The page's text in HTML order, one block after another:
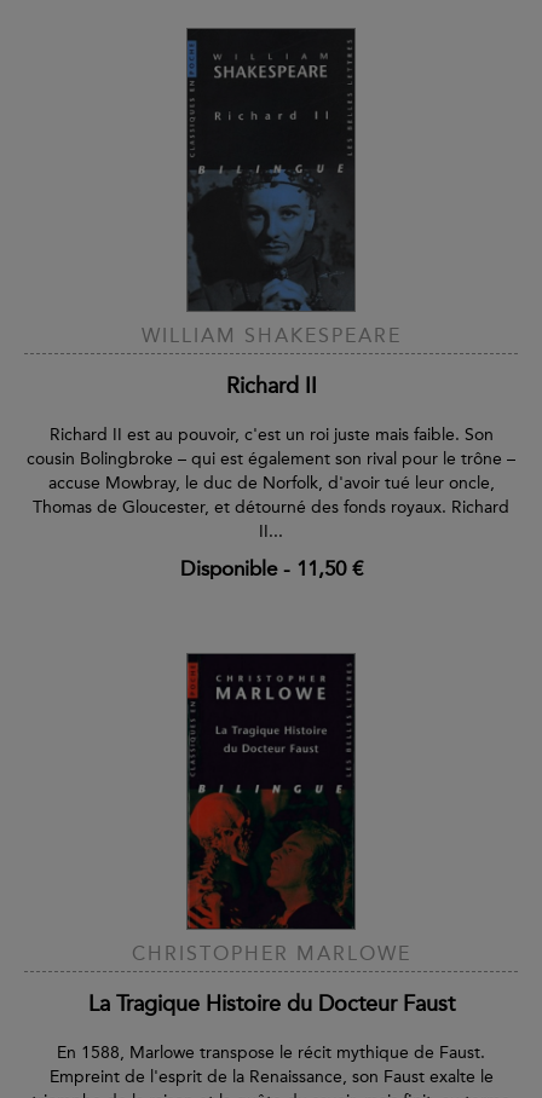
WILLIAM SHAKESPEARE
Richard II
Richard II est au pouvoir, c'est un roi juste mais faible. Son
cousin Bolingbroke – qui est également son rival pour le trône –
accuse Mowbray, le duc de Norfolk, d'avoir tué leur oncle,
Thomas de Gloucester, et détourné des fonds royaux. Richard
II...
Disponible- 11,50 €
CHRISTOPHER MARLOWE
La Tragique Histoire du Docteur Faust
En 1588, Marlowe transpose le récit mythique de Faust.
Empreint de l'esprit de la Renaissance, son Faust exalte le